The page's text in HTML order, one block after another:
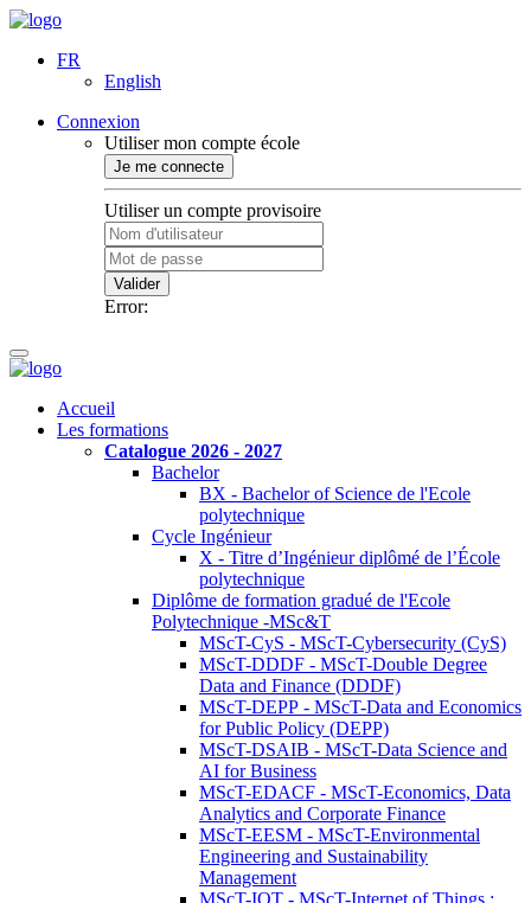
FR
English
Connexion
Utiliser mon compte école
Je me connecte
Utiliser un compte provisoire
Valider
Error:
Accueil
Les formations
Catalogue 2026 - 2027
Bachelor
BX - Bachelor of Science de l'Ecole
polytechnique
Cycle Ingénieur
X - Titre d’Ingénieur diplômé de l’École
polytechnique
Diplôme de formation gradué de l'Ecole
Polytechnique -MSc&T
MScT-CyS - MScT-Cybersecurity (CyS)
MScT-DDDF - MScT-Double Degree
Data and Finance (DDDF)
MScT-DEPP - MScT-Data and Economics
for Public Policy (DEPP)
MScT-DSAIB - MScT-Data Science and
AI for Business
MScT-EDACF - MScT-Economics, Data
Analytics and Corporate Finance
MScT-EESM - MScT-Environmental
Engineering and Sustainability
Management
MScT-IOT - MScT-Internet of Things :